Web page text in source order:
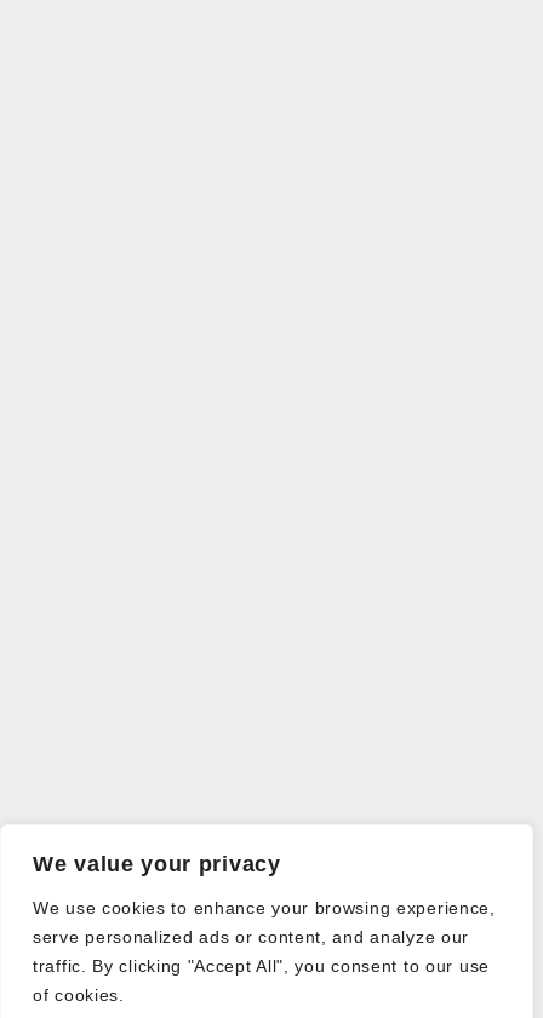
We value your privacy
We use cookies to enhance your browsing experience,
serve personalized ads or content, and analyze our
traffic. By clicking "Accept All", you consent to our use
of cookies.